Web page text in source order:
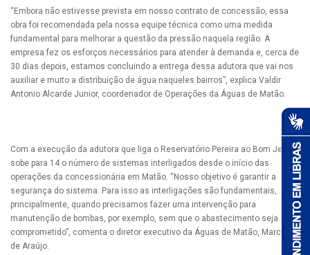
“Embora não estivesse prevista em nosso contrato de concessão, essa
obra foi recomendada pela nossa equipe técnica como uma medida
fundamental para melhorar a questão da pressão naquela região. A
empresa fez os esforços necessários para atender à demanda e, cerca de
30 dias depois, estamos concluindo a entrega dessa adutora que vai nos
auxiliar e muito a distribuição de água naqueles bairros”, explica Valdir
Antonio Alcarde Junior, coordenador de Operações da Águas de Matão.
Com a execução da adutora que liga o Reservatório Pereira ao Bom Jesus,
sobe para 14 o número de sistemas interligados desde o início das
operações da concessionária em Matão. “Nosso objetivo é garantir a
segurança do sistema. Para isso as interligações são fundamentais,
principalmente, quando precisamos fazer uma intervenção para
manutenção de bombas, por exemplo, sem que o abastecimento seja
comprometido”, comenta o diretor executivo da Águas de Matão, Marcos
de Araújo.